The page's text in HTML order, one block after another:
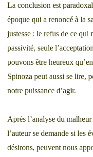
La conclusion est
époque qui a renoncé à la
justesse : le refus de ce qui
passivité, seule
pouvons être heureux
Spinoza peut aussi se lire,
notre puissance d’agir.
Après l’analyse du
l’auteur se demande si les
désirons, peuvent nous